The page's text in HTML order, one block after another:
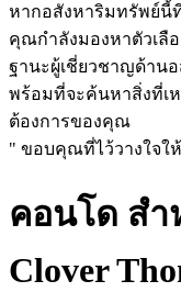
หากอสังหาริมทรัพย์นี้
คุณกำลังมองหาตัวเลื
ฐานะผู้เชี่ยวชาญด้านอ
พร้อมที่จะค้นหาสิ่งที่เ
ต้องการของคุณ
" ขอบคุณที่ไว้วางใจใ
คอนโด สำ
Clover